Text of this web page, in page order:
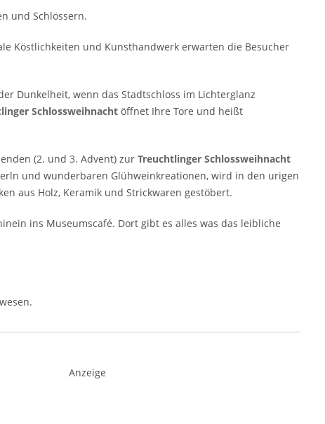
und Schlössern.
Köstlichkeiten und Kunsthandwerk erwarten die Besucher
Dunkelheit, wenn das Stadtschloss im Lichterglanz
Schlossweihnacht öffnet Ihre Tore und heißt
(2. und 3. Advent) zur Treuchtlinger Schlossweihnacht
und wunderbaren Glühweinkreationen, wird in den urigen
aus Holz, Keramik und Strickwaren gestöbert.
ins Museumscafé. Dort gibt es alles was das leibliche
Anzeige